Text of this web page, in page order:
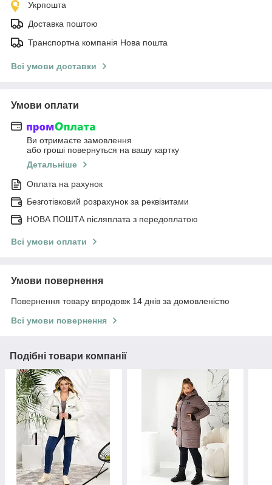
Укрпошта
Доставка поштою
Транспортна компанія Нова пошта
Всі умови доставки
Умови оплати
Ви отримаєте замовлення
або гроші повернуться на вашу картку
Детальніше
Оплата на рахунок
Безготівковий розрахунок за реквізитами
НОВА ПОШТА післяплата з передоплатою
Всі умови оплати
Умови повернення
Повернення товару впродовж 14 днів за домовленістю
Всі умови повернення
Подібні товари компанії